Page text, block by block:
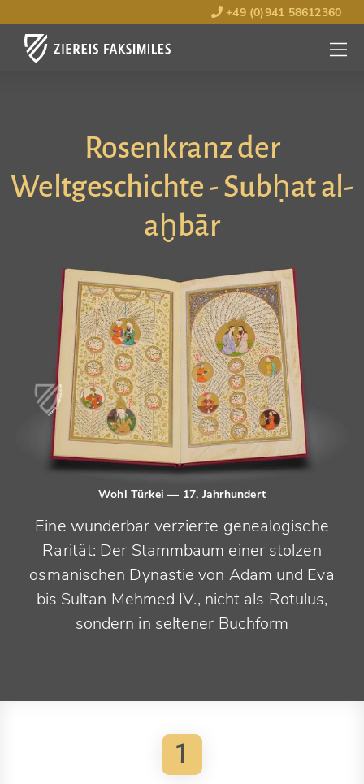
+49 (0)941 58612360
MENÜ
Rosenkranz der
Weltgeschichte - Subḥat al-
aḫbār
Wohl Türkei— 17. Jahrhundert
Eine wunderbar verzierte genealogische
Rarität: Der Stammbaum einer stolzen
osmanischen Dynastie von Adam und Eva
bis Sultan Mehmed IV., nicht als Rotulus,
sondern in seltener Buchform
1